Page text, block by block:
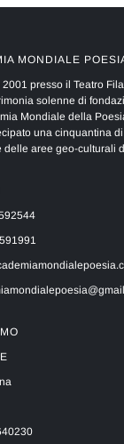
MONDIALE
presso il Teatro
solenne di
Mondiale della
una cinquantina
delle aree geo-culturali